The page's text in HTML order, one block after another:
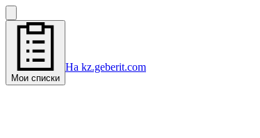
Мои списки
На kz.geberit.com